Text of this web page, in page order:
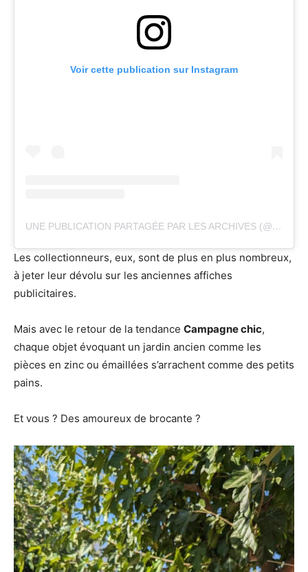
Voir cette publication sur Instagram
UNE PUBLICATION PARTAGÉE PAR LES ARCHIVES (@_LES_ARCHIVES_)
Les collectionneurs, eux, sont de plus en plus nombreux,
à jeter leur dévolu sur les anciennes affiches
publicitaires.
Mais avec le retour de la tendance Campagne chic,
chaque objet évoquant un jardin ancien comme les
pièces en zinc ou émaillées s’arrachent comme des petits
pains.
Et vous ? Des amoureux de brocante ?